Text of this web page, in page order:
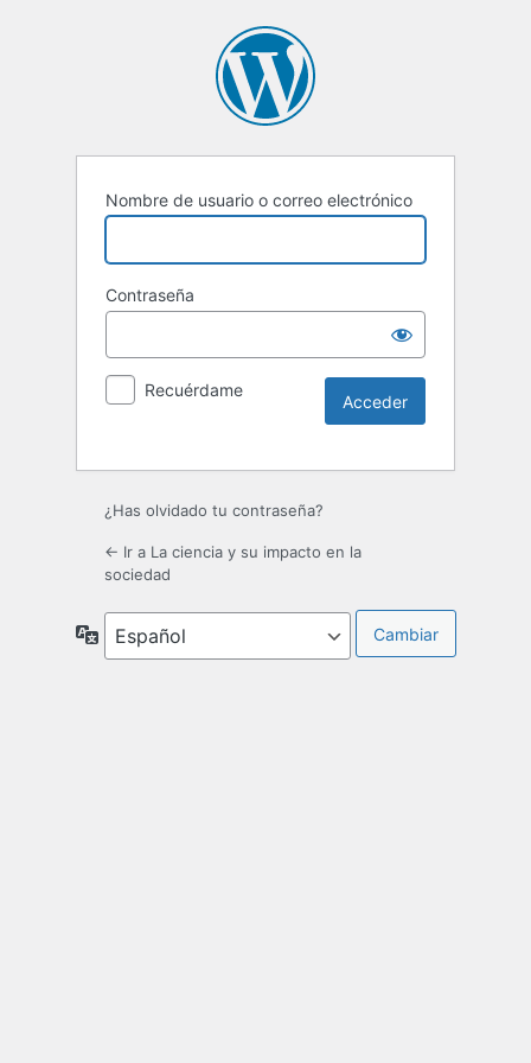
Nombre de usuario o correo electrónico
Contraseña
Recuérdame
¿Has olvidado tu contraseña?
← Ir a La ciencia y su impacto en la
sociedad
Idioma